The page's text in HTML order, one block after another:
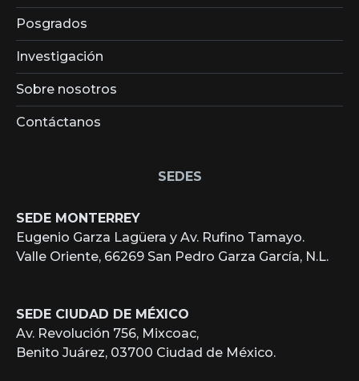
Posgrados
Investigación
Sobre nosotros
Contáctanos
SEDES
SEDE MONTERREY
Eugenio Garza Lagüera y Av. Rufino Tamayo.
Valle Oriente, 66269 San Pedro Garza García, N.L.
SEDE CIUDAD DE MÉXICO
Av. Revolución 756, Mixcoac,
Benito Juárez, 03700 Ciudad de México.